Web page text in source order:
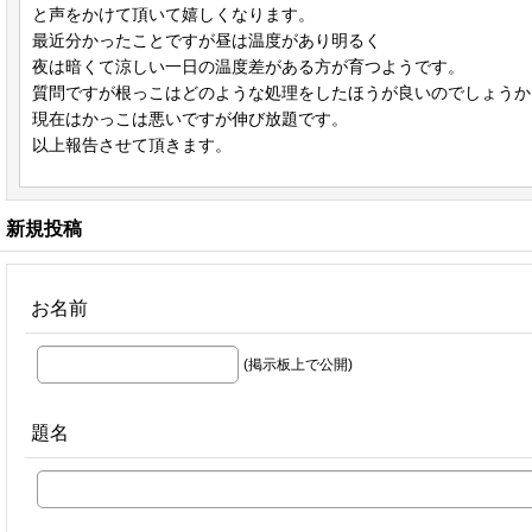
と声をかけて頂いて嬉しくなります。
最近分かったことですが昼は温度があり明るく
夜は暗くて涼しい一日の温度差がある方が育つようです。
質問ですが根っこはどのような処理をしたほうが良いのでしょう
現在はかっこは悪いですが伸び放題です。
以上報告させて頂きます。
新規投稿
お名前
(掲示板上で公開)
題名